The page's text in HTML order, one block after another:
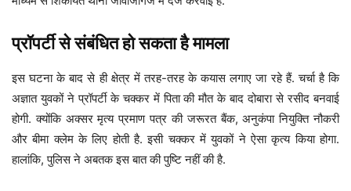
प्रॉपर्टी से संबंधित हो सकता है मामला
इस घटना के बाद से ही क्षेत्र में तरह-तरह के कयास लगाए जा रहे हैं. चर्चा है कि
अज्ञात युवकों ने प्रॉपर्टी के चक्कर में पिता की मौत के बाद दोबारा से रसीद बनवाई
होगी. क्योंकि अक्सर मृत्य प्रमाण पत्र की जरूरत बैंक, अनुकंपा नियुक्ति नौकरी
और बीमा क्लेम के लिए होती है. इसी चक्कर में युवकों ने ऐसा कृत्य किया होगा.
हालांकि, पुलिस ने अबतक इस बात की पुष्टि नहीं की है.